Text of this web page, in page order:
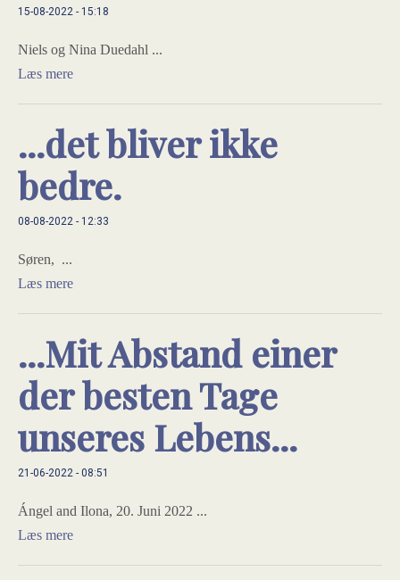
15-08-2022 - 15:18
Niels og Nina Duedahl ...
Læs mere
...det bliver ikke
bedre.
08-08-2022 - 12:33
Søren, ...
Læs mere
...Mit Abstand einer
der besten Tage
unseres Lebens...
21-06-2022 - 08:51
Ángel and Ilona, 20. Juni 2022 ...
Læs mere